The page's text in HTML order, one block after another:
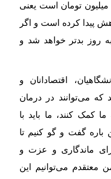
تومان بود و الان حدود ۵۰ میلیون تومان است یعنی
کاهش پیدا کرده است و اگر
روز بدتر خواهد شد و
اقتصادانان و
که می‌توانند در درمان
کمک کنند، ما باید با
گفت و گو کنیم تا
ماندگاری و عزت و
معتقدم می‌توانیم این